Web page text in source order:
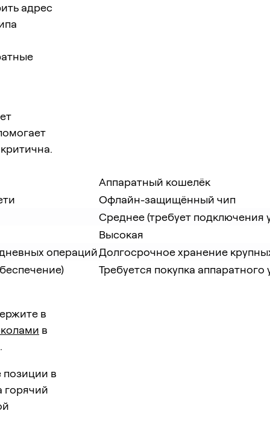
адрес
Аппаратный кошелёк
Офлайн-защищённый чип
Среднее (требует подключения
Высокая
операцийДолгосрочное хранение
Требуется покупка аппаратного
в
в
в
горячий